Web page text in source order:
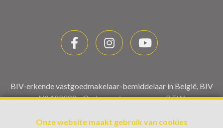
Onze website maakt gebruik van cookies
BIV-erkende vastgoedmakelaar-bemiddelaar in België, BIV
N° 100082 - Ondernemingsnummer : BTW
Beroepinstituut van Vastgoedmakelaars Luxemburgstraat,